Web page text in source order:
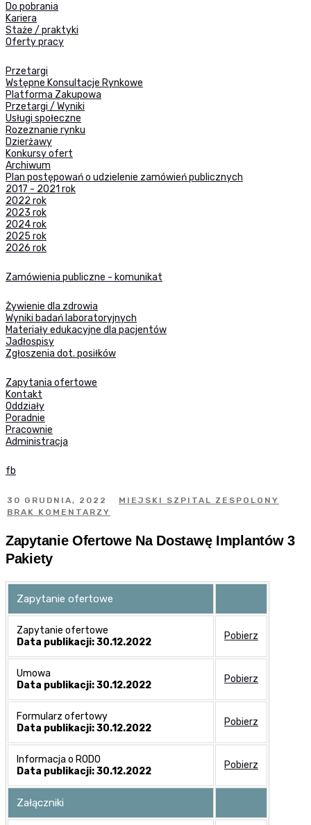
Do pobrania
Kariera
Staże / praktyki
Oferty pracy
Przetargi
Wstępne Konsultacje Rynkowe
Platforma Zakupowa
Przetargi / Wyniki
Usługi społeczne
Rozeznanie rynku
Dzierżawy
Konkursy ofert
Archiwum
Plan postępowań o udzielenie zamówień publicznych
2017 - 2021 rok
2022 rok
2023 rok
2024 rok
2025 rok
2026 rok
Zamówienia publiczne - komunikat
Żywienie dla zdrowia
Wyniki badań laboratoryjnych
Materiały edukacyjne dla pacjentów
Jadłospisy
Zgłoszenia dot. posiłków
Zapytania ofertowe
Kontakt
Oddziały
Poradnie
Pracownie
Administracja
fb
30 GRUDNIA, 2022
MIEJSKI SZPITAL ZESPOLONY
BRAK KOMENTARZY
Zapytanie Ofertowe Na Dostawę Implantów 3
Pakiety
Zapytanie ofertowe
Zapytanie ofertowe
Data publikacji: 30.12.2022
Pobierz
Umowa
Data publikacji: 30.12.2022
Pobierz
Formularz ofertowy
Data publikacji: 30.12.2022
Pobierz
Informacja o RODO
Data publikacji: 30.12.2022
Pobierz
Załączniki